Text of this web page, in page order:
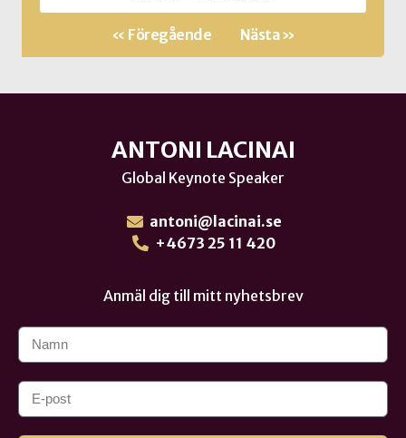
« Föregående Nästa »
ANTONI LACINAI
Global Keynote Speaker
antoni@lacinai.se
+4673 25 11 420
Anmäl dig till mitt nyhetsbrev